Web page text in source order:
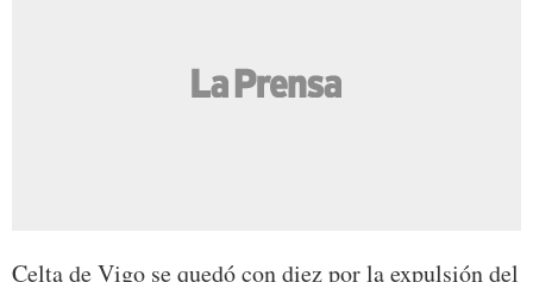
Celta de Vigo se quedó con diez por la expulsión del